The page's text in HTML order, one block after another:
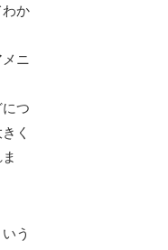
わか
ニ
つ
く
う